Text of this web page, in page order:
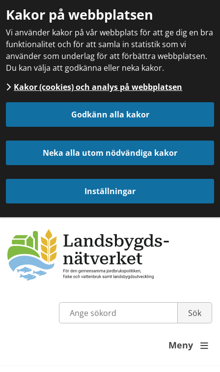
Kakor på webbplatsen
Vi använder kakor på vår webbplats för att ge dig en bra
funktionalitet och för att samla in statistik som vi
använder som underlag för att förbättra webbplatsen.
Du kan välja att godkänna eller neka kakor.
Kakor (cookies) och analys på webbplatsen
Godkänn alla kakor
Neka alla utom nödvändiga kakor
Inställningar
Meny 